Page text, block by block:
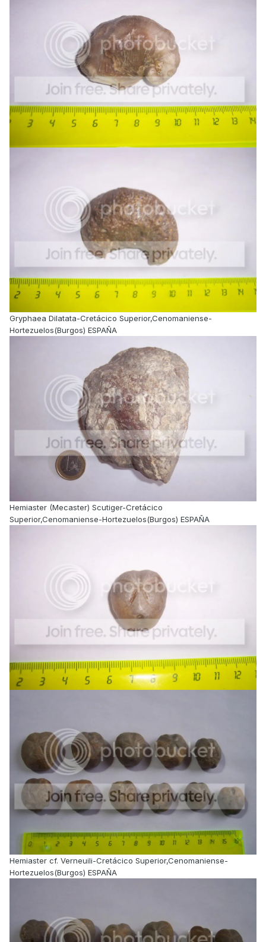
Gryphaea Dilatata-Cretácico Superior,Cenomaniense-
Hortezuelos(Burgos) ESPAÑA
Hemiaster (Mecaster) Scutiger-Cretácico
Superior,Cenomaniense-Hortezuelos(Burgos) ESPAÑA
Hemiaster cf. Verneuili-Cretácico Superior,Cenomaniense-
Hortezuelos(Burgos) ESPAÑA